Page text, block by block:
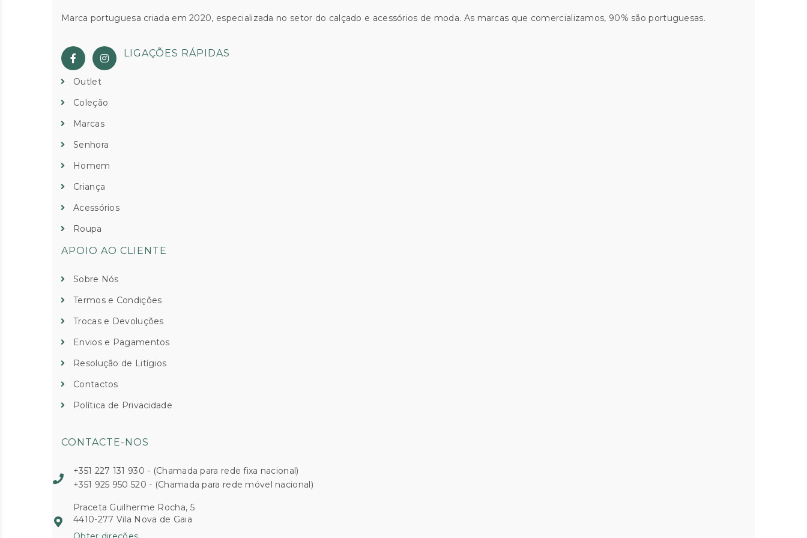
Marca portuguesa criada em 2020, especializada no setor do calçado e acessórios de moda. As marcas que comercializamos, 90% são portuguesas.
LIGAÇÕES RÁPIDAS
Outlet
Coleção
Marcas
Senhora
Homem
Criança
Acessórios
Roupa
APOIO AO CLIENTE
Sobre Nós
Termos e Condições
Trocas e Devoluções
Envios e Pagamentos
Resolução de Litígios
Contactos
Política de Privacidade
CONTACTE-NOS
+351 227 131 930 - (Chamada para rede fixa nacional)
+351 925 950 520 - (Chamada para rede móvel nacional)
Praceta Guilherme Rocha, 5
4410-277 Vila Nova de Gaia